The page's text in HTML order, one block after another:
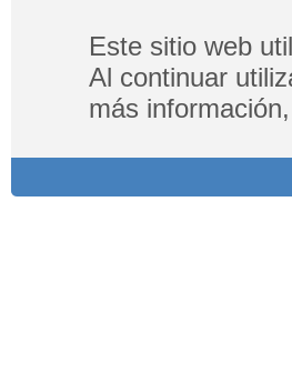
Este sitio web
Al continuar
más